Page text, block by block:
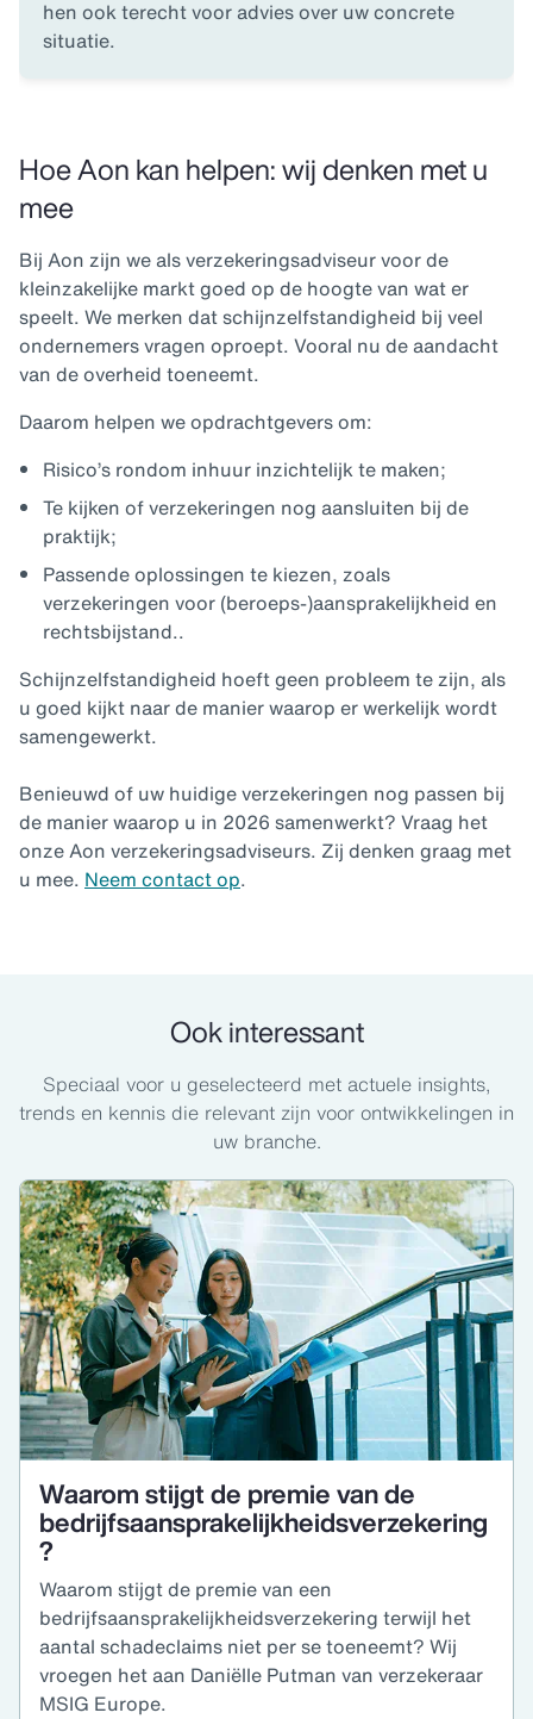
hen ook terecht voor advies over uw concrete
situatie.
Hoe Aon kan helpen: wij denken met u
mee
Bij Aon zijn we als verzekeringsadviseur voor de
kleinzakelijke markt goed op de hoogte van wat er
speelt. We merken dat schijnzelfstandigheid bij veel
ondernemers vragen oproept. Vooral nu de aandacht
van de overheid toeneemt.
Daarom helpen we opdrachtgevers om:
Risico’s rondom inhuur inzichtelijk te maken;
Te kijken of verzekeringen nog aansluiten bij de
praktijk;
Passende oplossingen te kiezen, zoals
verzekeringen voor (beroeps-)aansprakelijkheid en
rechtsbijstand..
Schijnzelfstandigheid hoeft geen probleem te zijn, als
u goed kijkt naar de manier waarop er werkelijk wordt
samengewerkt.
Benieuwd of uw huidige verzekeringen nog passen bij
de manier waarop u in 2026 samenwerkt? Vraag het
onze Aon verzekeringsadviseurs. Zij denken graag met
u mee. Neem contact op.
Ook interessant
Speciaal voor u geselecteerd met actuele insights,
trends en kennis die relevant zijn voor ontwikkelingen in
uw branche.
Waarom stijgt de premie van de
bedrijfsaansprakelijkheidsverzekering
?
Waarom stijgt de premie van een
bedrijfsaansprakelijkheidsverzekering terwijl het
aantal schadeclaims niet per se toeneemt? Wij
vroegen het aan Daniëlle Putman van verzekeraar
MSIG Europe.